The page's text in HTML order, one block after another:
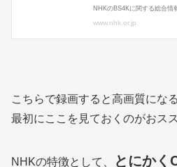
こちらで録画すると高画質になる
最初にここを見ておくのがおス
NHKの特徴として、 とにかく